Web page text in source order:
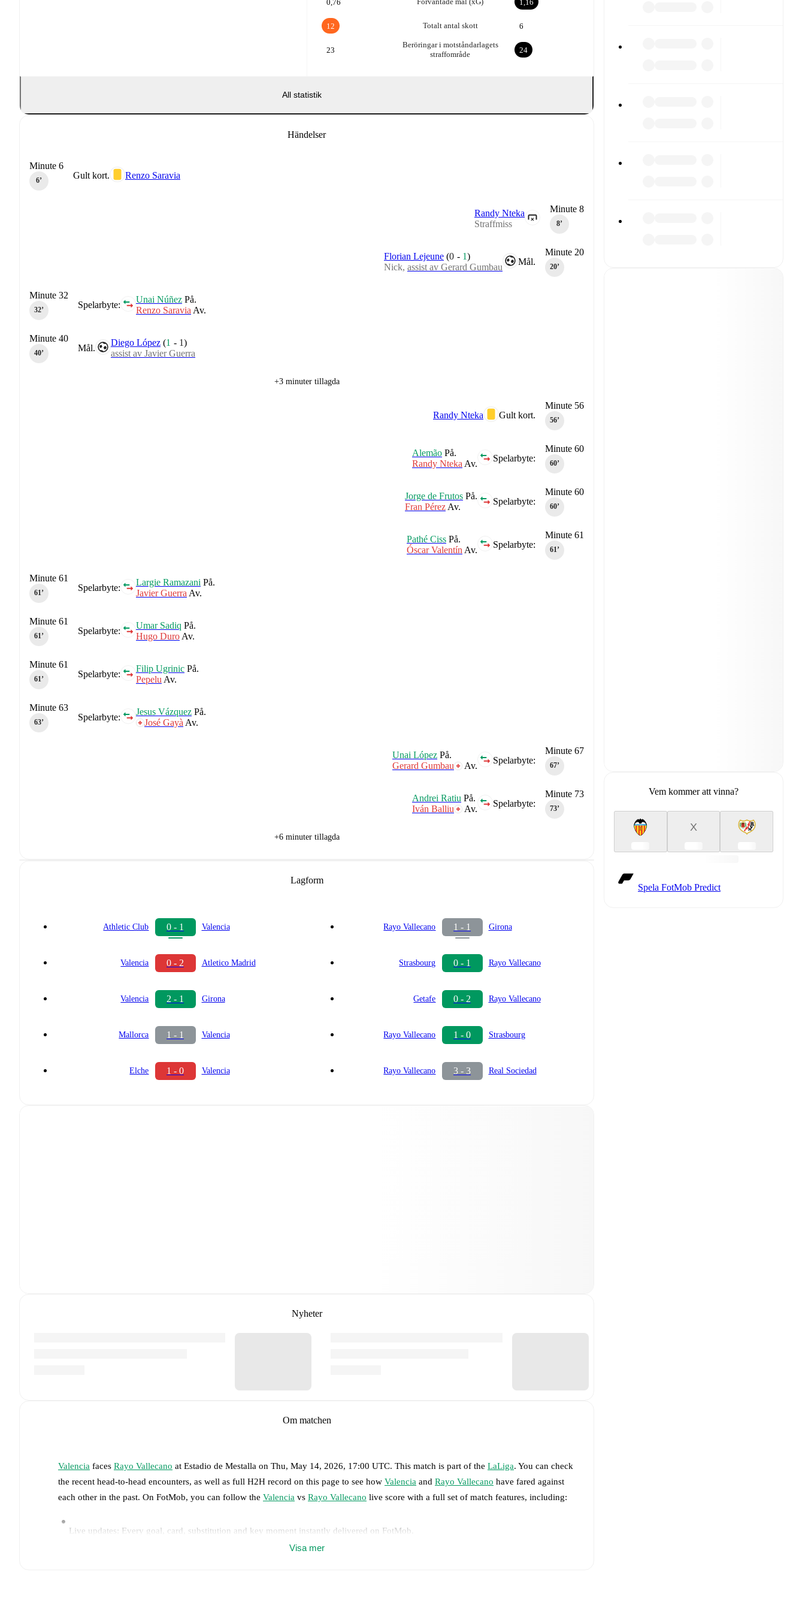
0,76 1,16
Totalt antal skott
12 6
Beröringar i motståndarlagets
straffområde
23 24
All statistik
Händelser
Gult kort. Renzo Saravia
Minute 6
6‎’‎
Minute 8
8‎’‎
Randy Nteka
Straffmiss
Minute 20
20‎’‎
Mål.
Florian Lejeune (0 - 1)
Nick, assist av Gerard Gumbau
Spelarbyte:
Unai Núñez På.
Renzo Saravia Av.
Minute 32
32‎’‎
Mål.
Diego López (1 - 1)
assist av Javier Guerra
Minute 40
40‎’‎
+3 minuter tillagda
Minute 56
56‎’‎
Gult kort.
Randy Nteka
Minute 60
60‎’‎
Spelarbyte:
Alemão På.
Randy Nteka Av.
Minute 60
60‎’‎
Spelarbyte:
Jorge de Frutos På.
Fran Pérez Av.
Minute 61
61‎’‎
Spelarbyte:
Pathé Ciss På.
Óscar Valentín Av.
Spelarbyte:
Largie Ramazani På.
Javier Guerra Av.
Minute 61
61‎’‎
Spelarbyte:
Umar Sadiq På.
Hugo Duro Av.
Minute 61
61‎’‎
Spelarbyte:
Filip Ugrinic På.
Pepelu Av.
Minute 61
61‎’‎
Spelarbyte:
Jesus Vázquez På.
José Gayà Av.
Minute 63
63‎’‎
Minute 67
67‎’‎
Spelarbyte:
Unai López På.
Gerard Gumbau
Av.
Minute 73
73‎’‎
Spelarbyte:
Andrei Ratiu På.
Iván Balliu
Av.
+6 minuter tillagda
Lagform
Athletic Club 0 - 1 Valencia
Valencia 0 - 2 Atletico Madrid
Valencia 2 - 1 Girona
Mallorca 1 - 1 Valencia
Elche 1 - 0 Valencia
Rayo Vallecano 1 - 1 Girona
Strasbourg 0 - 1 Rayo Vallecano
Getafe 0 - 2 Rayo Vallecano
Rayo Vallecano 1 - 0 Strasbourg
Rayo Vallecano 3 - 3 Real Sociedad
Nyheter
Om matchen
Valencia faces Rayo Vallecano at Estadio de Mestalla on Thu, May 14, 2026, 17:00 UTC. This match is part of the LaLiga. You can check
the recent head-to-head encounters, as well as full H2H record on this page to see how Valencia and Rayo Vallecano have fared against
each other in the past. On FotMob, you can follow the Valencia vs Rayo Vallecano live score with a full set of match features, including:
Live updates: Every goal, card, substitution and key moment instantly delivered on FotMob.
Visa mer
Vem kommer att vinna?
X
Spela FotMob Predict